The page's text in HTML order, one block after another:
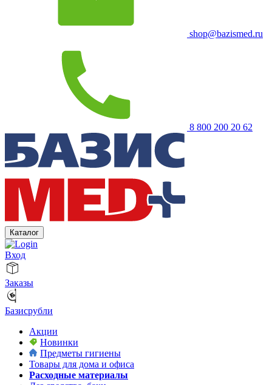
shop@bazismed.ru
8 800 200 20 62
Каталог
Вход
Заказы
Базисрубли
Акции
Новинки
Предметы гигиены
Товары для дома и офиса
Расходные материалы